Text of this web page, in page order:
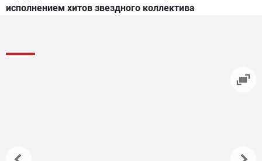
исполнением хитов звездного коллектива